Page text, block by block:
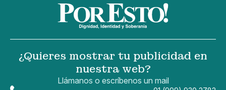
¿Quieres mostrar tu publicidad en
nuestra web?
Llámanos o escríbenos un mail